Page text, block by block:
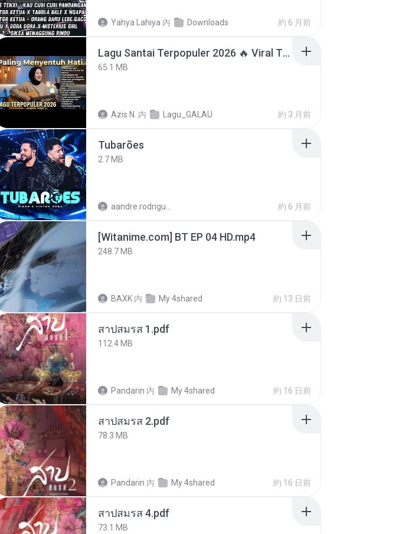
Yahya Lahiya 内 Downloads 約 6 月前
Lagu Santai Terpopuler 2026 🔥 Viral TikTok — Lagu Pop Indonesia Terbaru & Paling Hits 2026
65.1 MB
Azis N. 内 Lagu_GALAU 約 3 月前
Tubarões
2.7 MB
約 6 月前
[Witanime.com] BT EP 04 HD.mp4
248.7 MB
BAXK 内 My 4shared 約 13 日前
สาปสมรส 1.pdf
112.4 MB
Pandarin 内 My 4shared 約 16 日前
สาปสมรส 2.pdf
78.3 MB
Pandarin 内 My 4shared 約 16 日前
สาปสมรส 4.pdf
73.1 MB